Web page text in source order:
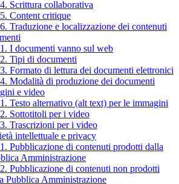
Scrittura collaborativa
Content critique
Traduzione e localizzazione dei contenuti
I documenti vanno sul web
Tipi di documenti
Formato di lettura dei documenti elettronici
Modalità di produzione dei documenti
e video
Testo alternativo (alt text) per le immagini
Sottotitoli per i video
Trascrizioni per i video
intellettuale e privacy
Pubblicazione di contenuti prodotti dalla
Amministrazione
Pubblicazione di contenuti non prodotti
Pubblica Amministrazione